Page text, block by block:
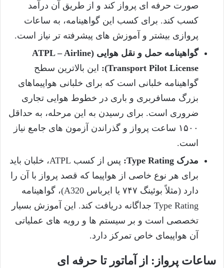
صورت حرفه ای پرواز کند و از طریق آن درآمد
کسب کند. برای کسب این گواهینامه، به ساعات
پروازی بیشتر و آموزش های پیشرفته تر نیاز است.
گواهینامه حمل و نقل هوایی (ATPL – Airline
Transport Pilot License):
این بالاترین سطح
گواهینامه خلبانی است که برای خلبانی هواپیماهای
بزرگ مسافربری و باری در خطوط هوایی تجاری
ضروری است. برای رسیدن به این مرحله، به حداقل
۱۵۰۰ ساعت پرواز و گذراندن آزمون های جامع نیاز
است.
مدرک Type Rating:
پس از کسب ATPL، خلبان باید
برای هر نوع خاصی از هواپیما که قصد پرواز با آن را
دارد (مثلاً بوئینگ ۷۴۷ یا ایرباس A320)، گواهینامه
Type Rating جداگانه دریافت کند. این آموزش بسیار
تخصصی است و بر سیستم ها و رویه های عملیاتی
آن هواپیمای خاص تمرکز دارد.
ساعات پرواز: از آماتور تا حرفه ای